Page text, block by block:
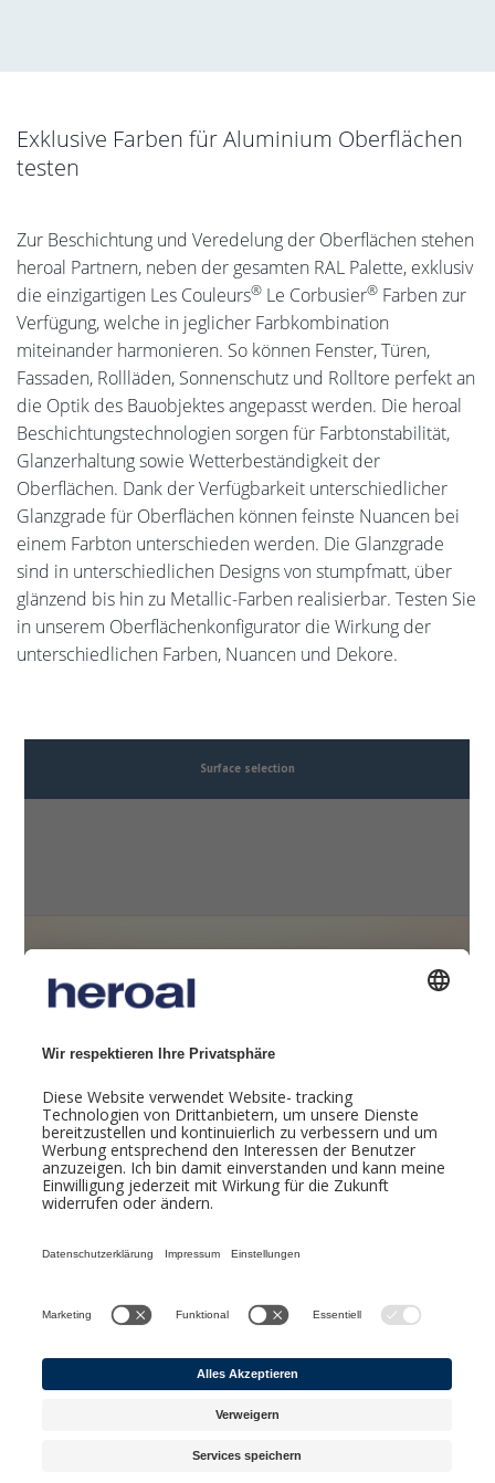
Exklusive Farben für Aluminium Oberflächen
testen
Zur Beschichtung und Veredelung der Oberflächen stehen
heroal Partnern, neben der gesamten RAL Palette, exklusiv
die einzigartigen Les Couleurs® Le Corbusier® Farben zur
Verfügung, welche in jeglicher Farbkombination
miteinander harmonieren. So können Fenster, Türen,
Fassaden, Rollläden, Sonnenschutz und Rolltore perfekt an
die Optik des Bauobjektes angepasst werden. Die heroal
Beschichtungstechnologien sorgen für Farbtonstabilität,
Glanzerhaltung sowie Wetterbeständigkeit der
Oberflächen. Dank der Verfügbarkeit unterschiedlicher
Glanzgrade für Oberflächen können feinste Nuancen bei
einem Farbton unterschieden werden. Die Glanzgrade
sind in unterschiedlichen Designs von stumpfmatt, über
glänzend bis hin zu Metallic-Farben realisierbar. Testen Sie
in unserem Oberflächenkonfigurator die Wirkung der
unterschiedlichen Farben, Nuancen und Dekore.